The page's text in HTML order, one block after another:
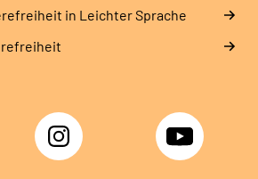
in Leichter Sprache
Instagram YouTube